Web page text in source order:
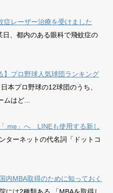
症レーザー治療を受けました
日、都内のある眼科で飛蚊症の
】プロ野球人気球団ランキング
日本プロ野球の12球団のうち、
ムはど...
「.me」へ LINEも使用する新し
ターネットの代名詞「ドットコ
内MBA取得のために知っておく
には2種類ある 「MBAを取得し